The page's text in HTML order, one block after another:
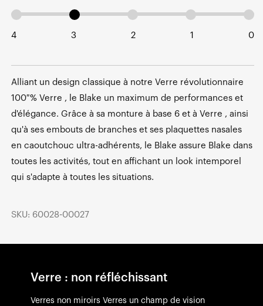
4 3 2 1 0
Alliant un design classique à notre Verre révolutionnaire
100 % Verre , le Blake un maximum de performances et
d'élégance. Grâce à sa monture à base 6 et à Verre , ainsi
qu'à ses embouts de branches et ses plaquettes nasales
en caoutchouc ultra-adhérents, le Blake assure Blake dans
toutes les activités, tout en affichant un look intemporel
qui s'adapte à toutes les situations.
SKU: 60028-00027
Verre : non réfléchissant
Verres non miroirs Verres un champ de vision